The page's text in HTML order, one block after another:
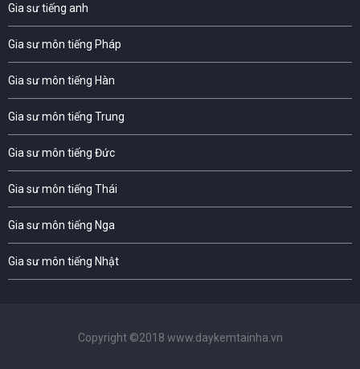
Gia sư tiếng anh
Gia sư môn tiếng Pháp
Gia sư môn tiếng Hàn
Gia sư môn tiếng Trung
Gia sư môn tiếng Đức
Gia sư môn tiếng Thái
Gia sư môn tiếng Nga
Gia sư môn tiếng Nhật
Copyright ©2018 www.daykemtainha.vn